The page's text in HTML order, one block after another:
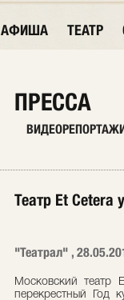
АФИША ТЕАТР
ПРЕССА
Театр Et Cetera
"Театрал" ,
Московский театр
перекрестный Год